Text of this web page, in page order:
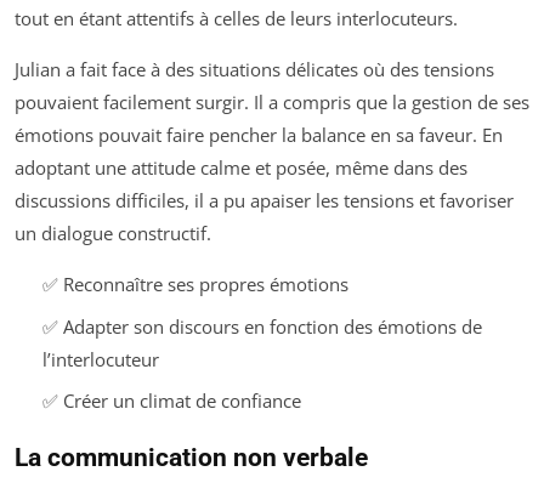
tout en étant attentifs à celles de leurs interlocuteurs.
Julian a fait face à des situations délicates où des tensions
pouvaient facilement surgir. Il a compris que la gestion de ses
émotions pouvait faire pencher la balance en sa faveur. En
adoptant une attitude calme et posée, même dans des
discussions difficiles, il a pu apaiser les tensions et favoriser
un dialogue constructif.
✅ Reconnaître ses propres émotions
✅ Adapter son discours en fonction des émotions de
l’interlocuteur
✅ Créer un climat de confiance
La communication non verbale